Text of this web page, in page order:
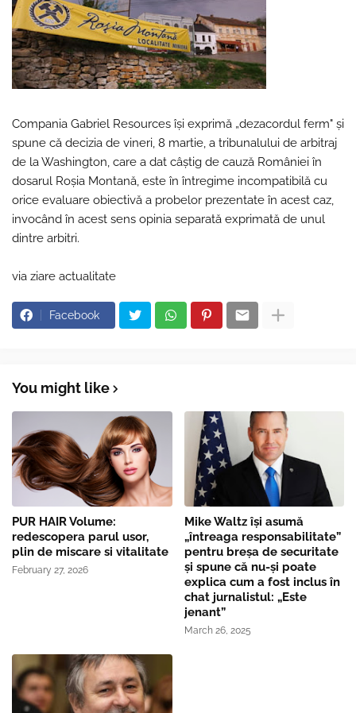
Compania Gabriel Resources îşi exprimă „dezacordul ferm" şi
spune că decizia de vineri, 8 martie, a tribunalului de arbitraj
de la Washington, care a dat câştig de cauză României în
dosarul Roşia Montană, este în întregime incompatibilă cu
orice evaluare obiectivă a probelor prezentate în acest caz,
invocând în acest sens opinia separată exprimată de unul
dintre arbitri.
via ziare actualitate
Facebook
You might like
PUR HAIR Volume:
redescopera parul usor,
plin de miscare si vitalitate
February 27, 2026
Mike Waltz îşi asumă
„întreaga responsabilitate”
pentru breşa de securitate
și spune că nu-și poate
explica cum a fost inclus în
chat jurnalistul: „Este
jenant”
March 26, 2025